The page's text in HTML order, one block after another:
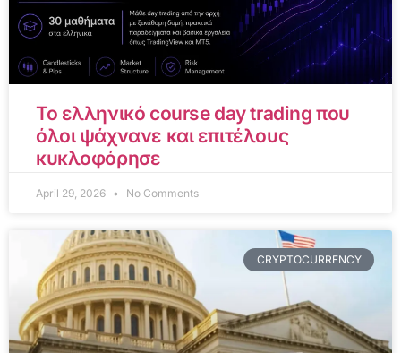
Το ελληνικό course day trading που
όλοι ψάχνανε και επιτέλους
κυκλοφόρησε
April 29, 2026 No Comments
CRYPTOCURRENCY